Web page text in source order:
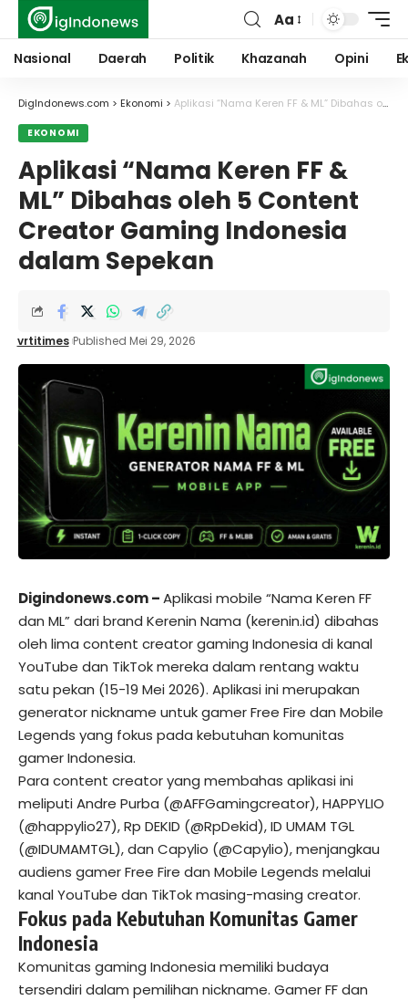
Font
Resizer
Aa
Nasional Daerah Politik Khazanah Opini
DigIndonews.com > Ekonomi > Aplikasi “Nama Keren FF & ML” Dibahas oleh 5 Content Creator Gaming Indonesia dalam Sepekan
EKONOMI
Aplikasi “Nama Keren FF &
ML” Dibahas oleh 5 Content
Creator Gaming Indonesia
dalam Sepekan
vrtitimes Published Mei 29, 2026
Digindonews.com –Aplikasi mobile “Nama Keren FF
dan ML” dari brand Kerenin Nama (kerenin.id) dibahas
oleh lima content creator gaming Indonesia di kanal
YouTube dan TikTok mereka dalam rentang waktu
satu pekan (15-19 Mei 2026). Aplikasi ini merupakan
generator nickname untuk gamer Free Fire dan Mobile
Legends yang fokus pada kebutuhan komunitas
gamer Indonesia.
Para content creator yang membahas aplikasi ini
meliputi Andre Purba (@AFFGamingcreator), HAPPYLIO
(@happylio27), Rp DEKID (@RpDekid), ID UMAM TGL
(@IDUMAMTGL), dan Capylio (@Capylio), menjangkau
audiens gamer Free Fire dan Mobile Legends melalui
kanal YouTube dan TikTok masing-masing creator.
Fokus pada Kebutuhan Komunitas Gamer
Indonesia
Komunitas gaming Indonesia memiliki budaya
tersendiri dalam pemilihan nickname. Gamer FF dan